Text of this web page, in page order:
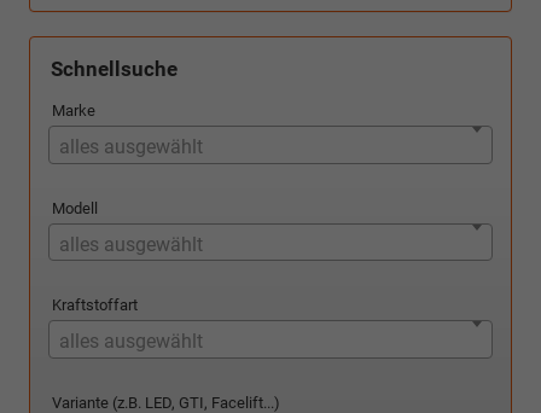
Schnellsuche
Marke
alles ausgewählt
Modell
alles ausgewählt
Kraftstoffart
alles ausgewählt
Variante (z.B. LED, GTI, Facelift...)